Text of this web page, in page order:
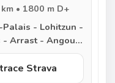
• 1800 m D+
- Arrast - Angous
- Barcus -
- Lohitzun -
Strava